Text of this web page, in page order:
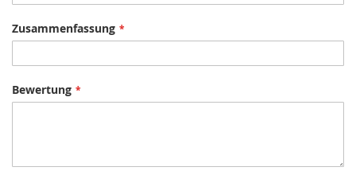
Zusammenfassung
Bewertung